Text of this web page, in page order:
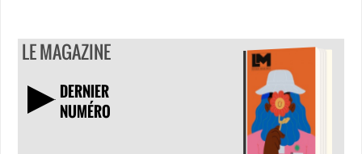
LE MAGAZINE
DERNIER
NUMÉRO
TÉLÉCHARGER